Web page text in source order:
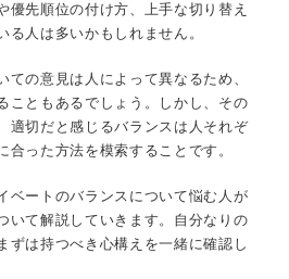
ー
ートが両立しやすい仕事の見極め方
ートの優先順位は考え方次第！ 自
合った働き方をしよう
優先順位の付け方、上手な切り替え
る人は多いかもしれません。
ての意見は人によって異なるため、
こともあるでしょう。しかし、その
適切だと感じるバランスは人それぞ
合った方法を模索することです。
ベートのバランスについて悩む人が
いて解説していきます。自分なりの
ずは持つべき心構えを一緒に確認し
服装を変える
てみる
動をする
組む